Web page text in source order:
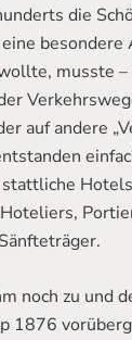
die
besondere
musste –
auf andere
noch zu und
1876